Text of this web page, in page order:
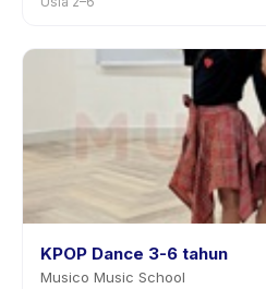
KPOP Dance 3-6 tahun
Musico Music School